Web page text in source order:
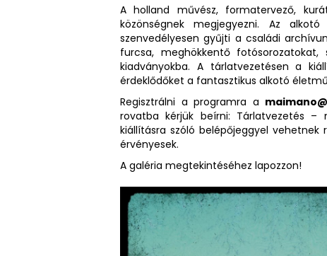
A holland művész, formatervező,
közönségnek megjegyezni. Az
szenvedélyesen gyűjti a családi
furcsa, meghökkentő fotósorozatokat,
kiadványokba. A tárlatvezetésen a
érdeklődőket a fantasztikus alkotó
Regisztrálni a programra a
rovatba kérjük beírni: Tárlatvezetés
kiállításra szóló belépőjeggyel
érvényesek.
A galéria megtekintéséhez lapozzon!